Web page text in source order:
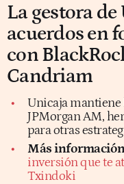
La gestora
acuerdos en
con
Candriam
Unicaja mantiene
JPMorgan AM,
para otras
Más
inversión que te
Txindoki